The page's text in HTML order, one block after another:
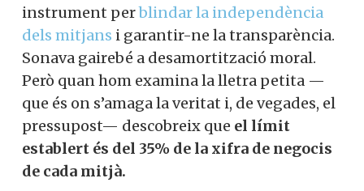
moren a la comptabilitat. Aquesta nova
Llei de Publicitat del Sector Públic
pertany a aquesta nissaga. Es va anunciar
com un instrument perblindar la
independència dels mitjansi garantir-ne
la transparència. Sonava gairebé a
desamortització moral. Però quan hom
examina la lletra petita —que és on